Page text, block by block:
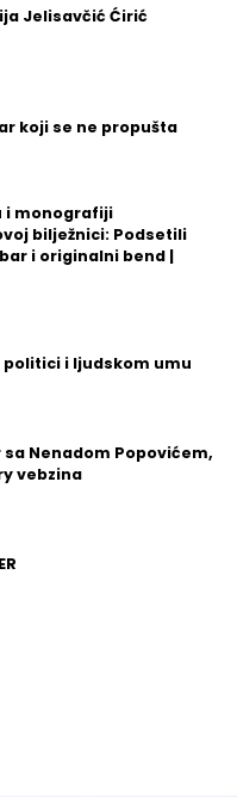
Jelisavčić Ćirić
koji se ne propušta
i monografiji
bilježnici: Podsetili
i originalni bend |
politici i ljudskom umu
Nenadom Popovićem,
vebzina